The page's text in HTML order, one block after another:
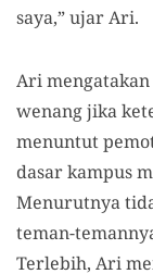
saya,” ujar Ari.
Ari
wenang jika
menuntut
dasar kampus
Menurutnya
teman-
Terlebih, Ari